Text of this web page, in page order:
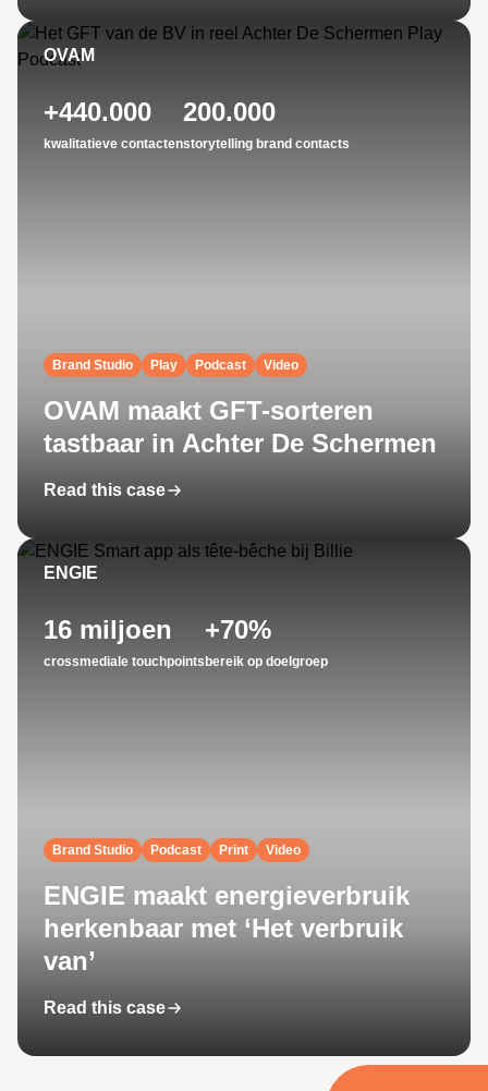
OVAM
+440.000
kwalitatieve contacten
200.000
storytelling brand contacts
Brand Studio Play Podcast Video
OVAM maakt GFT-sorteren
tastbaar in Achter De Schermen
Read this case
ENGIE
16 miljoen
crossmediale touchpoints
+70%
bereik op doelgroep
Brand Studio Podcast Print Video
ENGIE maakt energieverbruik
herkenbaar met ‘Het verbruik
van’
Read this case